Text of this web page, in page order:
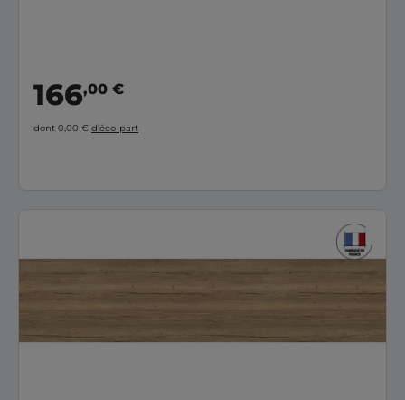
166,00 €
dont 0,00 € d’éco-part